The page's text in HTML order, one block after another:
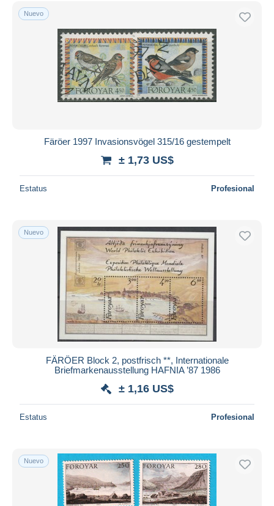
Sólo con descuento
Envío gratis
Métodos de pago
PayPal
Transferencia bancaria
Visa
iDeal
Deseleccionar todo
Aplicar
Nuevo
Färöer 1997 Invasionsvögel 315/16 gestempelt
± 1,73 US$
Estatus Profesional
Nuevo
FÄRÖER Block 2, postfrisch **, Internationale
Briefmarkenausstellung HAFNIA ’87 1986
± 1,16 US$
Estatus Profesional
Nuevo